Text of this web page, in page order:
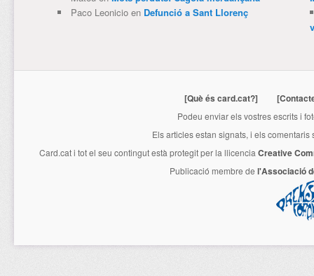
Paco Leonicioen Defunció a Sant Llorenç
[Què és card.cat?]
Podeu enviar els vostres escrits i
Els articles estan signats, i els
Card.cati tot el seu contingut està protegit per la llicencia Creative
Publicació membre de l'Associació